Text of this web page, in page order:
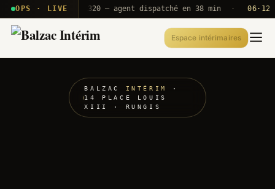
OPS · LIVE
· T2E · B71 Push A320 — agent dispatché en 38 min · 06·12 UTC
Espace intérimaires
BALZAC INTÉRIM
·
14 PLACE LOUIS
XIII · RUNGIS